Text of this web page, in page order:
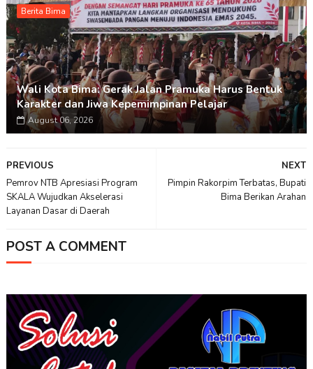
Berita Bima
Wali Kota Bima: Gerak Jalan Pramuka Harus Bentuk
Karakter dan Jiwa Kepemimpinan Pelajar
August 06, 2026
NEXT
Pimpin Rakorpim Terbatas, Bupati
Bima Berikan Arahan
PREVIOUS
Pemrov NTB Apresiasi Program
SKALA Wujudkan Akselerasi
Layanan Dasar di Daerah
POST A COMMENT